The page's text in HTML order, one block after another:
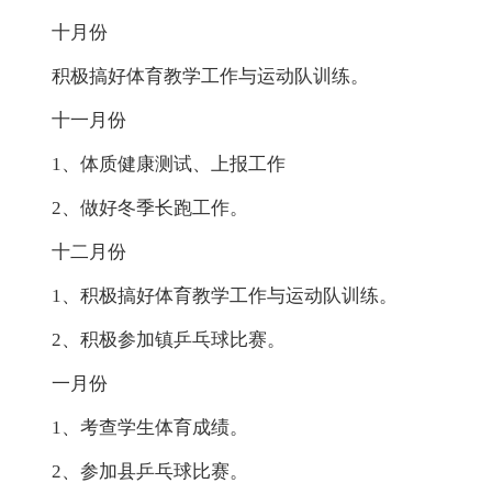
十月份
积极搞好体育教学工作与运动队训练。
十一月份
1、体质健康测试、上报工作
2、做好冬季长跑工作。
十二月份
1、积极搞好体育教学工作与运动队训练。
2、积极参加镇乒乓球比赛。
一月份
1、考查学生体育成绩。
2、参加县乒乓球比赛。